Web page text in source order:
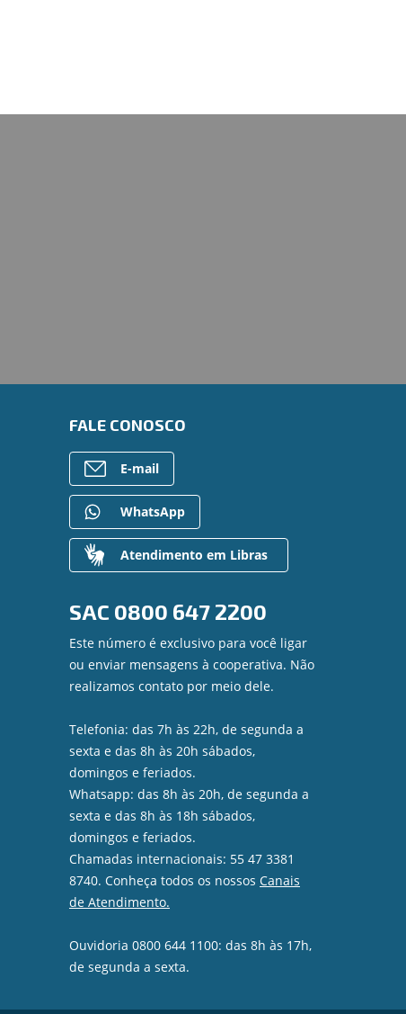
FALE CONOSCO
E-mail
WhatsApp
Atendimento em Libras
SAC 0800 647 2200
Este número é exclusivo para você ligar
ou enviar mensagens à cooperativa. Não
realizamos contato por meio dele.
Telefonia: das 7h às 22h, de segunda a
sexta e das 8h às 20h sábados,
domingos e feriados.
Whatsapp: das 8h às 20h, de segunda a
sexta e das 8h às 18h sábados,
domingos e feriados.
Chamadas internacionais: 55 47 3381
8740. Conheça todos os nossos Canais
de Atendimento.
Ouvidoria 0800 644 1100: das 8h às 17h,
de segunda a sexta.